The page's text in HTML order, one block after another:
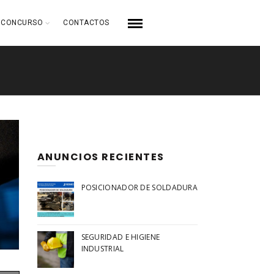
CONCURSO CONTACTOS
ANUNCIOS RECIENTES
POSICIONADOR DE SOLDADURA
SEGURIDAD E HIGIENE
INDUSTRIAL